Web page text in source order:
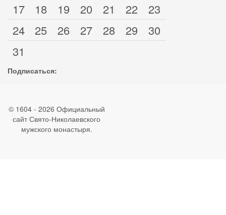
17
18 19 20 21 22
23
24
25 26 27 28 29
30
31
Подписаться:
© 1604 - 2026 Официальный
сайт Свято-Николаевского
мужского монастыря.